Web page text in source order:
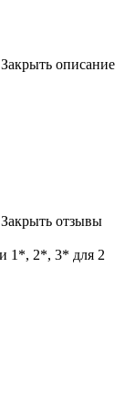
Закрыть описание
Закрыть отзывы